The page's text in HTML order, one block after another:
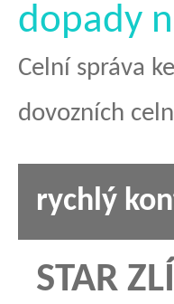
dopady
Celní správa
dovozních
rychlý
STAR
have
cheap
sex